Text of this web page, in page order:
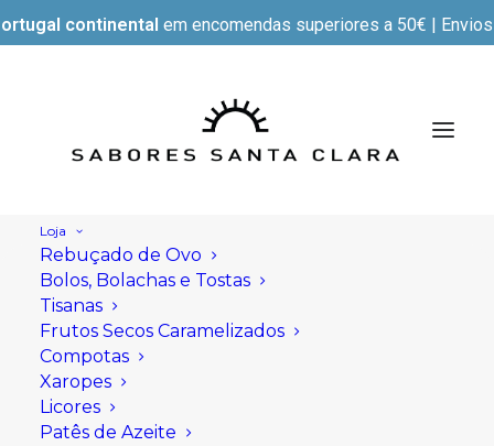
continental em encomendas superiores a 50€ |
Loja
Rebuçado de Ovo
Bolos, Bolachas e Tostas
Tisanas
Frutos Secos Caramelizados
Compotas
Xaropes
Licores
Patês de Azeite